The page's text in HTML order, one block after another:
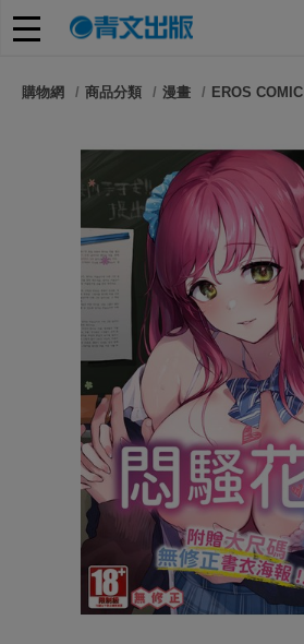
朋友們，提高警覺！
購物網 商品分類 漫畫 EROS COMIC